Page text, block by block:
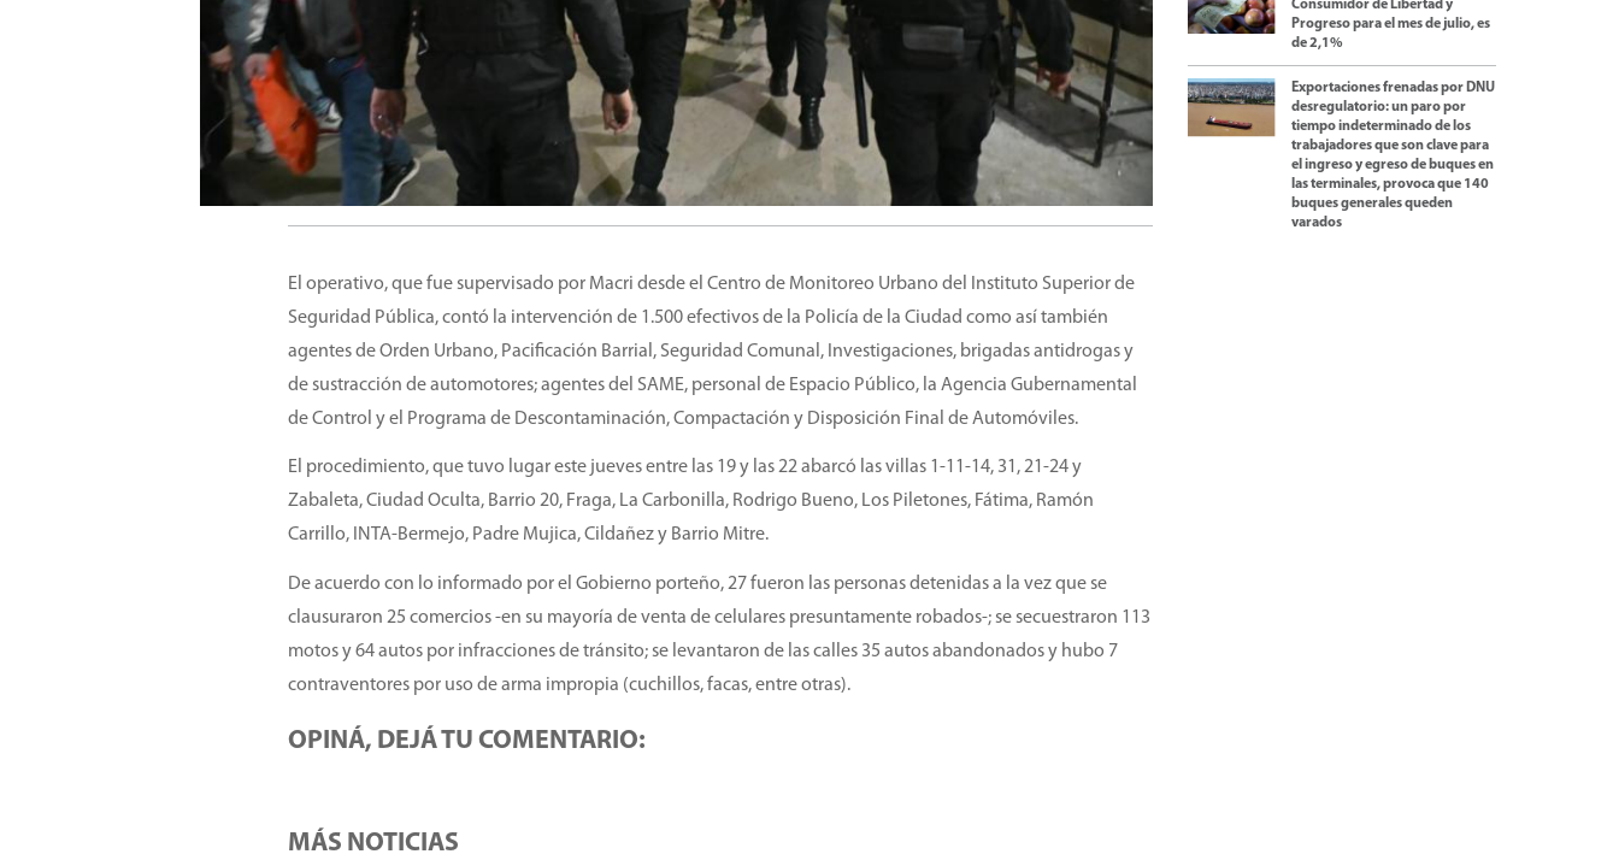
El operativo, que fue supervisado por Macri desde el Centro de Monitoreo Urbano del Instituto Superior de
Seguridad Pública, contó la intervención de 1.500 efectivos de la Policía de la Ciudad como así también
agentes de Orden Urbano, Pacificación Barrial, Seguridad Comunal, Investigaciones, brigadas antidrogas y
de sustracción de automotores; agentes del SAME, personal de Espacio Público, la Agencia Gubernamental
de Control y el Programa de Descontaminación, Compactación y Disposición Final de Automóviles.
El procedimiento, que tuvo lugar este jueves entre las 19 y las 22 abarcó las villas 1-11-14, 31, 21-24 y
Zabaleta, Ciudad Oculta, Barrio 20, Fraga, La Carbonilla, Rodrigo Bueno, Los Piletones, Fátima, Ramón
Carrillo, INTA-Bermejo, Padre Mujica, Cildañez y Barrio Mitre.
De acuerdo con lo informado por el Gobierno porteño, 27 fueron las personas detenidas a la vez que se
clausuraron 25 comercios -en su mayoría de venta de celulares presuntamente robados-; se secuestraron 113
motos y 64 autos por infracciones de tránsito; se levantaron de las calles 35 autos abandonados y hubo 7
contraventores por uso de arma impropia (cuchillos, facas, entre otras).
OPINÁ, DEJÁ TU COMENTARIO:
MÁS NOTICIAS
Consumidor de Libertad y
Progreso para el mes de julio, es
de 2,1%
Exportaciones frenadas por DNU
desregulatorio: un paro por
tiempo indeterminado de los
trabajadores que son clave para
el ingreso y egreso de buques en
las terminales, provoca que 140
buques generales queden
varados